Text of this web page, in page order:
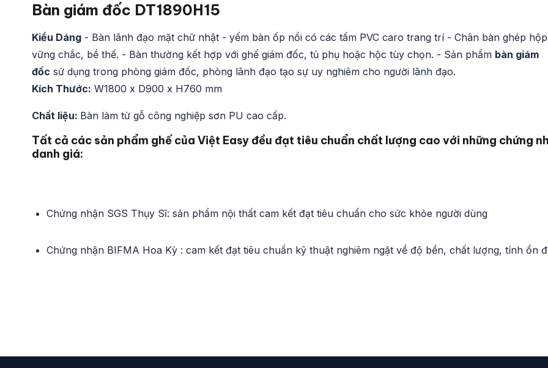
Bàn giám đốc DT1890H15
Kiểu Dáng - Bàn lãnh đạo mặt chữ nhật - yếm bàn ốp nổi có các tấm PVC caro trang trí - Chân bàn ghép hộp
vững chắc, bề thế. - Bàn thường kết hợp với ghế giám đốc, tủ phụ hoặc hộc tùy chọn. - Sản phẩm bàn giám
đốc sử dụng trong phòng giám đốc, phòng lãnh đạo tạo sự uy nghiêm cho người lãnh đạo.
Kích Thước: W1800 x D900 x H760 mm
Chất liệu: Bàn làm từ gỗ công nghiệp sơn PU cao cấp.
Tất cả các sản phẩm ghế của Việt Easy đều đạt tiêu chuẩn chất lượng cao với những chứng
danh giá:
Chứng nhận SGS Thụy Sĩ: sản phẩm nội thất cam kết đạt tiêu chuẩn cho sức khỏe người dùng
Chứng nhận BIFMA Hoa Kỳ : cam kết đạt tiêu chuẩn kỹ thuật nghiêm ngặt về độ bền, chất lượng, tính ổn